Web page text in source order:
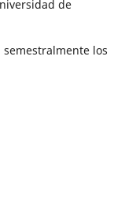
de
semestralmente los